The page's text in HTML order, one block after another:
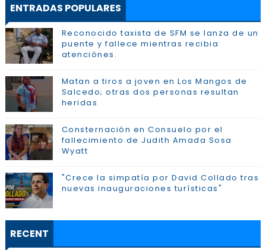
ENTRADAS POPULARES
Reconocido taxista de SFM se lanza de un
puente y fallece mientras recibia
atenciónes.
Matan a tiros a joven en Los Mangos de
Salcedo; otras dos personas resultan
heridas
Consternación en Consuelo por el
fallecimiento de Judith Amada Sosa
Wyatt
"Crece la simpatía por David Collado tras
nuevas inauguraciones turísticas"
RECENT